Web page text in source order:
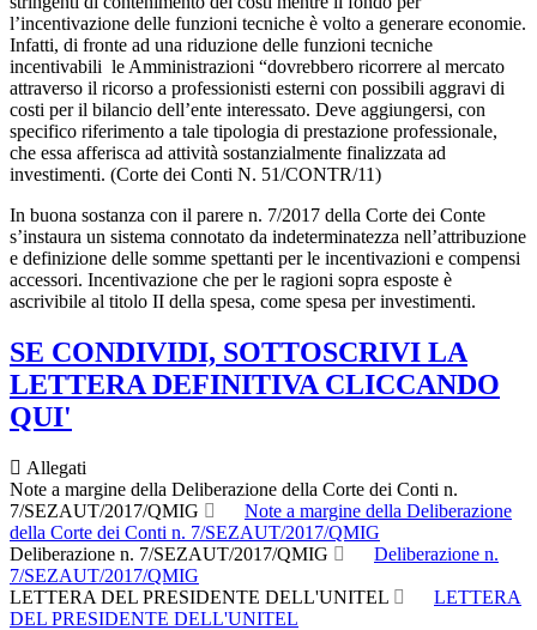
l’incentivazione delle funzioni tecniche è volto a generare economie.
Infatti, di fronte ad una riduzione delle funzioni tecniche
incentivabili le Amministrazioni “dovrebbero ricorrere al mercato
attraverso il ricorso a professionisti esterni con possibili aggravi di
costi per il bilancio dell’ente interessato. Deve aggiungersi, con
specifico riferimento a tale tipologia di prestazione professionale,
che essa afferisca ad attività sostanzialmente finalizzata ad
investimenti. (Corte dei Conti N. 51/CONTR/11)
In buona sostanza con il parere n. 7/2017 della Corte dei Conte
s’instaura un sistema connotato da indeterminatezza nell’attribuzione
e definizione delle somme spettanti per le incentivazioni e compensi
accessori. Incentivazione che per le ragioni sopra esposte è
ascrivibile al titolo II della spesa, come spesa per investimenti.
SE CONDIVIDI, SOTTOSCRIVI LA
LETTERA DEFINITIVA CLICCANDO
QUI'
Allegati
Note a margine della Deliberazione della Corte dei Conti n.
7/SEZAUT/2017/QMIG
Note a margine della Deliberazione
della Corte dei Conti n. 7/SEZAUT/2017/QMIG
Deliberazione n. 7/SEZAUT/2017/QMIG
Deliberazione n.
7/SEZAUT/2017/QMIG
LETTERA DEL PRESIDENTE DELL'UNITEL
LETTERA
DEL PRESIDENTE DELL'UNITEL